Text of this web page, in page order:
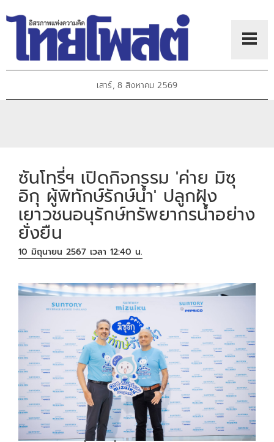
เสาร์, 8 สิงหาคม 2569
ซันโทรี่ฯ เปิดกิจกรรม 'ค่าย มิซุ
อิกุ ผู้พิทักษ์รักษ์น้ำ' ปลูกฝัง
เยาวชนอนุรักษ์ทรัพยากรน้ำอย่าง
ยั่งยืน
10 มิถุนายน 2567 เวลา 12:40 น.